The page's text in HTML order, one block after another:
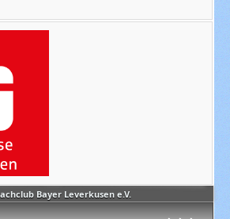
Bayer Leverkusen e.V.